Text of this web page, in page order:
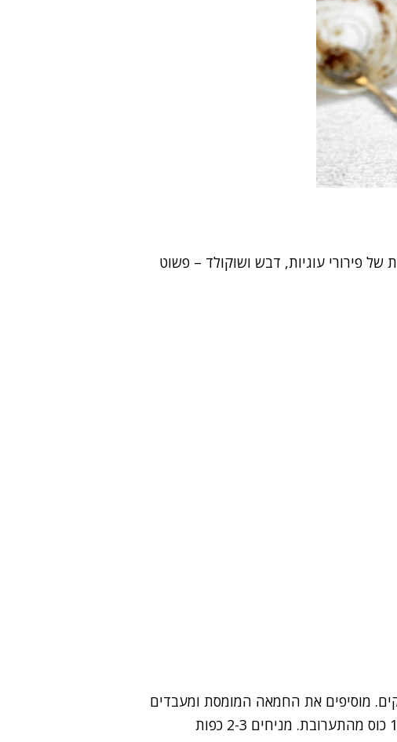
של פירורי עוגיות, דבש ושוקולד – פשוט
מוסיפים את החמאה המומסת ומעבדים
מעט, עד שמתקבלים פירורים לחים. שומרים בצד 1/2 כוס מהתערובת. מניחים 2-3 כפות